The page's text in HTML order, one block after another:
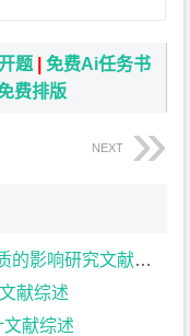
题 |免费Ai任务书
费排版
NEXT
影响研究文献综述
献综述
献综述